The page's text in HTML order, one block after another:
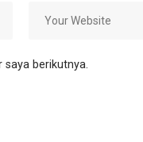
berikutnya.